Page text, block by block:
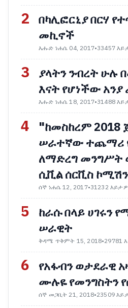
2 በካሊፎርኒያ በርሃ
መኪኖች
እሑድ ነሐሴ 04, 2017•33457
3
ያላትን ንብረት ሁሉ
እናት የሆነችው አንያ
እሑድ ነሐሴ 18, 2017•31488
4
"ከመስከረም
ሠራተኛው ተጨማሪ
ለማድረግ መንግሥት
ሲቪል ሰርቪስ ኮሚሽን
ሰኞ ነሐሴ 12, 2017•31232
5
ከራሱ በላይ ሀገሩን
ሠራዊት
ቅዳሜ ጥቅምት 15, 2018•29781
6
የአፋብን ወታደራዊ
ሙሉዬ የመንግስትን
ሰኞ መጋቢት 21, 2018•23509